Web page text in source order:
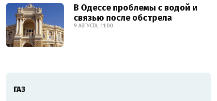
В Одессе проблемы с водой и
связью после обстрела
9 АВГУСТА, 11:00
ГАЗ